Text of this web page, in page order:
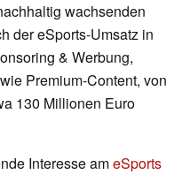
wachsenden
der eSports-Umsatz in
& Werbung,
Premium-Content, von
130 Millionen Euro
Interesse ameSports